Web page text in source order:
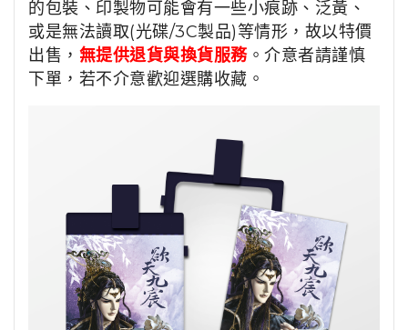
的包裝、印製物可能會有一些小痕跡、泛黃、
或是無法讀取(光碟/3C製品)等情形，故以特價
出售， 無提供退貨與換貨服務。介意者請謹慎
下單，若不介意歡迎選購收藏。